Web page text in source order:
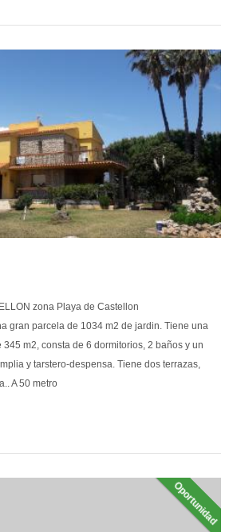
EN
zona Playa de Castellon
gran parcela de 1034 m2 de jardin. Tiene una
m2, consta de 6 dormitorios, 2 baños y un
y tarstero-despensa. Tiene dos terrazas,
A 50 metro
Oportunidad
EN